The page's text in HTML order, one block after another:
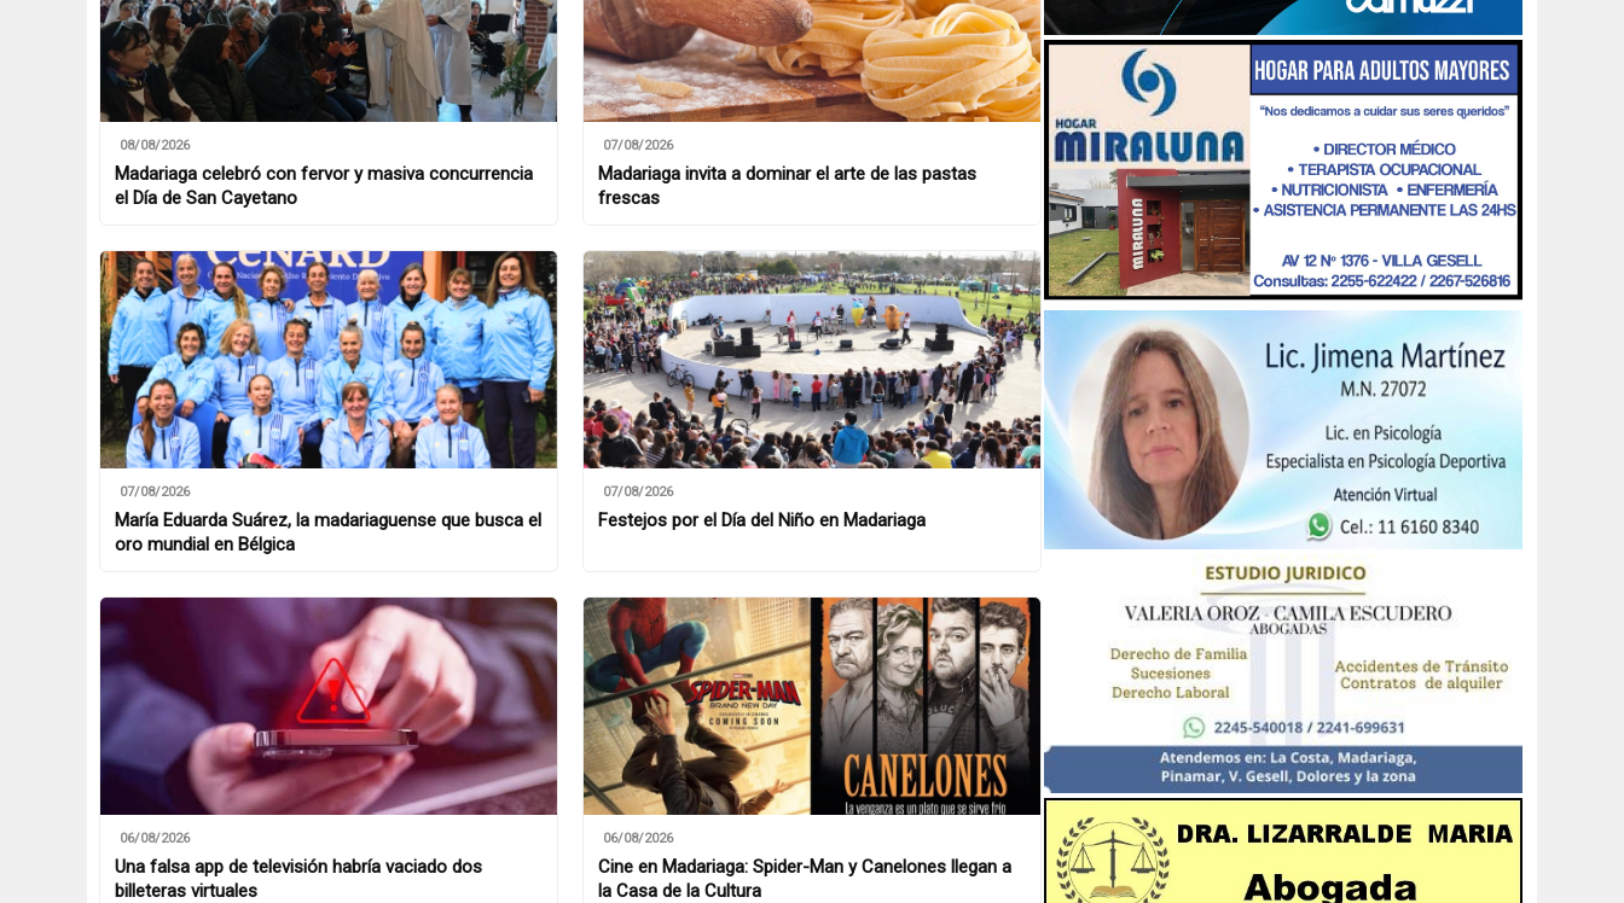
08/08/2026
Madariaga celebró con fervor y masiva concurrencia
el Día de San Cayetano
07/08/2026
Madariaga invita a dominar el arte de las pastas
frescas
07/08/2026
María Eduarda Suárez, la madariaguense que busca el
oro mundial en Bélgica
07/08/2026
Festejos por el Día del Niño en Madariaga
06/08/2026
Una falsa app de televisión habría vaciado dos
billeteras virtuales
06/08/2026
Cine en Madariaga: Spider-Man y Canelones llegan a
la Casa de la Cultura